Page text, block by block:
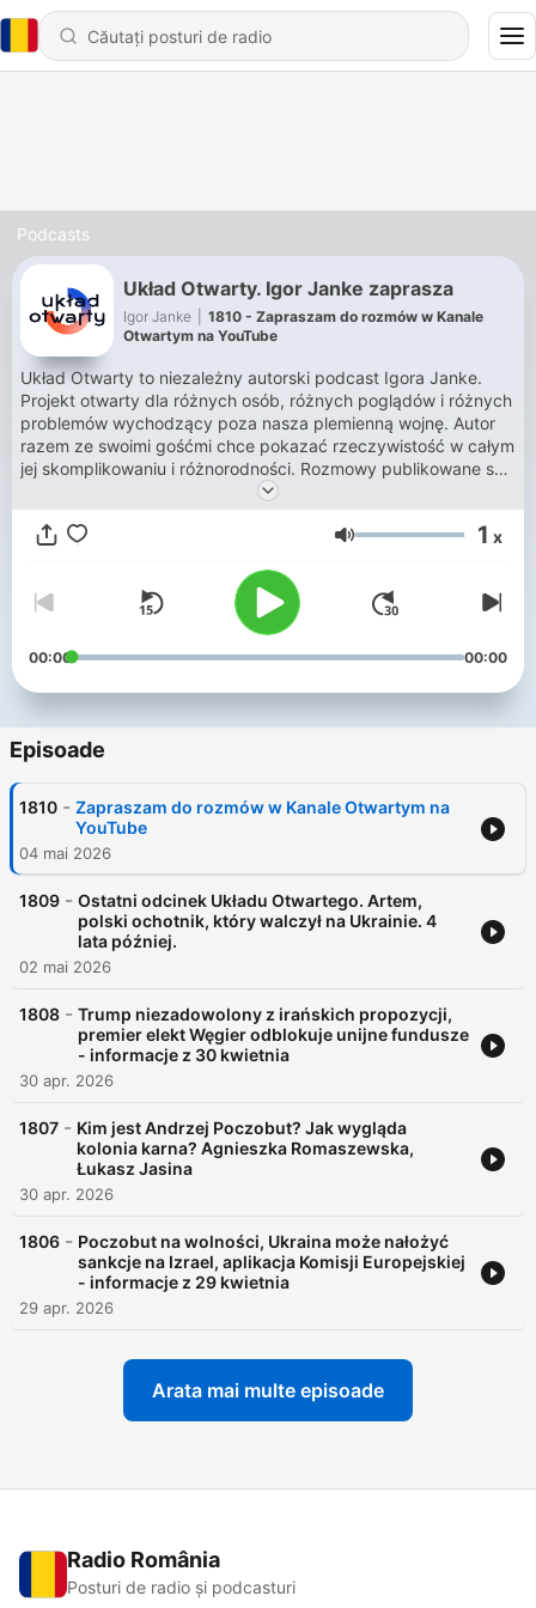
Podcasts
Układ Otwarty. Igor Janke zaprasza
Igor Janke
1810 - Zapraszam do rozmów w Kanale
Otwartym na YouTube
Układ Otwarty to niezależny autorski podcast Igora Janke.
Projekt otwarty dla różnych osób, różnych poglądów i różnych
problemów wychodzący poza nasza plemienną wojnę. Autor
razem ze swoimi gośćmi chce pokazać rzeczywistość w całym
jej skomplikowaniu i różnorodności. Rozmowy publikowane są
w poniedziałki, wtorki, czwartki, piątki oraz niedziele rano w
wersji audio – na platformach podcastowych. Wersje wideo
możecie znaleźć na YouTube.
Volum 1 x
00:00 00:00
Episoade
1810 - Zapraszam do rozmów w Kanale Otwartym na
YouTube
04 mai 2026
1809 - Ostatni odcinek Układu Otwartego. Artem,
polski ochotnik, który walczył na Ukrainie. 4
lata później.
02 mai 2026
1808 - Trump niezadowolony z irańskich propozycji,
premier elekt Węgier odblokuje unijne fundusze
- informacje z 30 kwietnia
30 apr. 2026
1807 - Kim jest Andrzej Poczobut? Jak wygląda
kolonia karna? Agnieszka Romaszewska,
Łukasz Jasina
30 apr. 2026
1806 - Poczobut na wolności, Ukraina może nałożyć
sankcje na Izrael, aplikacja Komisji Europejskiej
- informacje z 29 kwietnia
29 apr. 2026
Arata mai multe episoade
Radio România
Posturi de radio și podcasturi